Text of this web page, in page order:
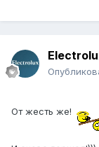
От жесть же!